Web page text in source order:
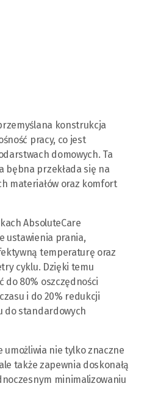
konstrukcja
pracy, co jest
domowych. Ta
bębna przekłada się na
materiałów oraz komfort
AbsoluteCare
ustawienia prania,
temperaturę oraz
cyklu. Dzięki temu
do 80% oszczędności
i do 20% redukcji
do standardowych
nie tylko znaczne
także zapewnia doskonałą
minimalizowaniu